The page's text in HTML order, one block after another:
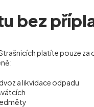
bez
platíte pouze za
a likvidace odpadu